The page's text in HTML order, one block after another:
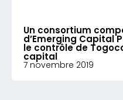
Un consortium
d’Emerging Capital
le contrôle de
capital
7 novembre 2019